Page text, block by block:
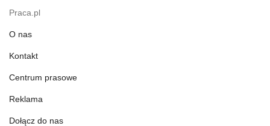
Praca.pl
O nas
Kontakt
Centrum prasowe
Reklama
Dołącz do nas